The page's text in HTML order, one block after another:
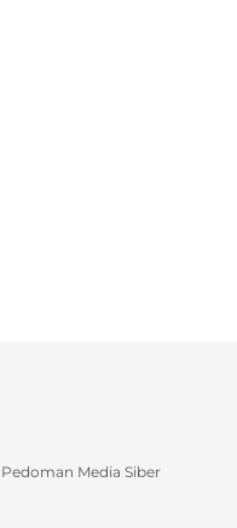
Pedoman Media Siber